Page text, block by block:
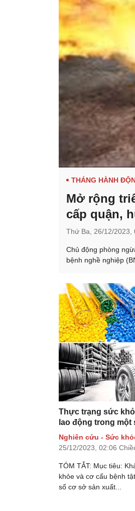
THÁNG HÀNH
Mở rộng
cấp quận,
Thứ Ba, 26/12/2023,
Chủ động phòng
bệnh nghề nghiệp
Thực trạng sức
lao động trong một
Nghiên cứu - Sức
25/12/2023, 02:06
TÓM TẮT: Mục tiêu:
khỏe và cơ cấu bệnh
số cơ sở sản xuất...